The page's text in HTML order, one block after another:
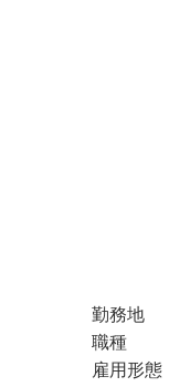
勤務地
職種
雇用形態